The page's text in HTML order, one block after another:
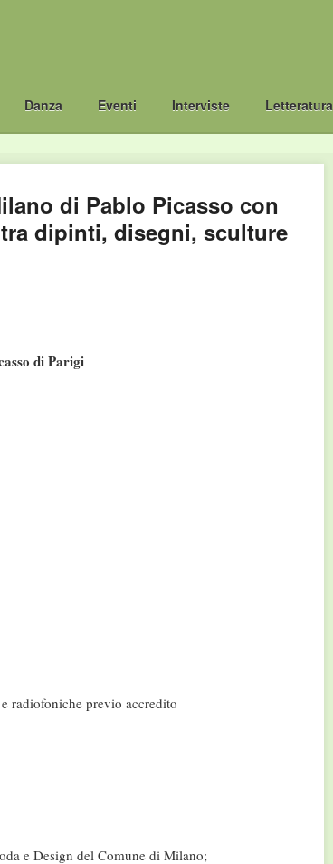
Danza Eventi Interviste Letteratura
di Pablo Picasso con
dipinti, disegni, sculture
di Parigi
radiofoniche previo accredito
e Design del Comune di Milano;